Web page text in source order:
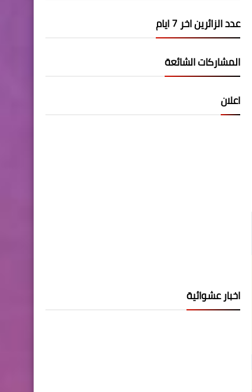
عدد الزائرين اخر 7 ايام
المشاركات الشائعة
اعلان
اخبار عشوائية